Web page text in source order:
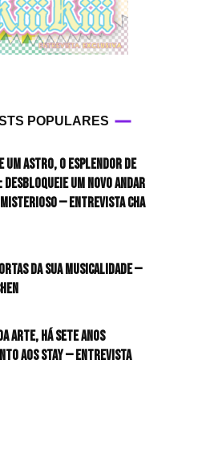
POPULARES
um astro, o esplendor de
um novo andar
— Entrevista CHA
da sua musicalidade —
arte, há sete anos
aos STAY — Entrevista